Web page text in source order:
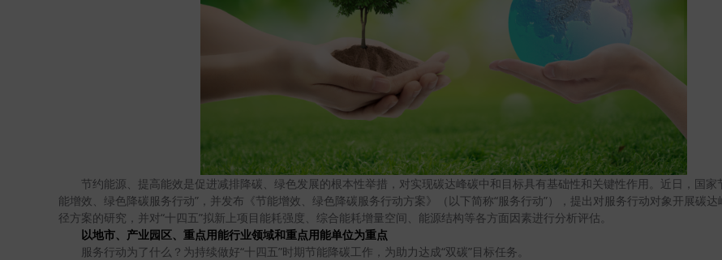
节约能源、提高能效是促进减排降碳、绿色发展的根本性举措，对实现碳达峰碳中和目标具有基础性和关键性作用。近日，国家
能增效、绿色降碳服务行动”，并发布《节能增效、绿色降碳服务行动方案》（以下简称“服务行动”），提出对服务行动对象开展碳
径方案的研究，并对“十四五”拟新上项目能耗强度、综合能耗增量空间、能源结构等各方面因素进行分析评估。
以地市、产业园区、重点用能行业领域和重点用能单位为重点
服务行动为了什么？为持续做好“十四五”时期节能降碳工作，为助力达成“双碳”目标任务。